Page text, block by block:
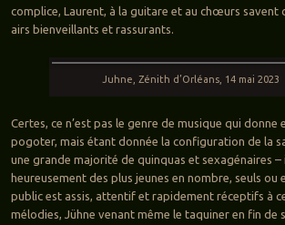
complice, Laurent, à la guitare et au chœurs savent
airs bienveillants et rassurants.
Juhne, Zénith d’Orléans, 14 mai 2023
Certes, ce n’est pas le genre de musique qui donne
pogoter, mais étant donnée la configuration de la
une grande majorité de quinquas et sexagénaires –
heureusement des plus jeunes en nombre, seuls ou
public est assis, attentif et rapidement réceptifs à
mélodies, Jühne venant même le taquiner en fin de